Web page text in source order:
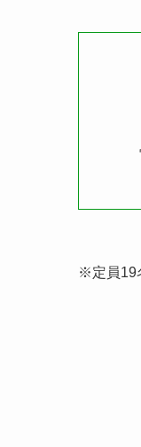
※定員19